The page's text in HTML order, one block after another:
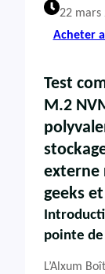
22 mars
Acheter
Test
M.2
externe
geeks
pointe
L’Alxum